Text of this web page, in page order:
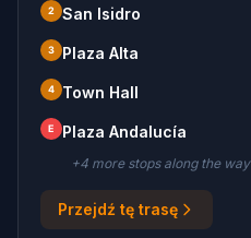
2 San Isidro
3 Plaza Alta
4 Town Hall
E Plaza Andalucía
+4 more stopsalong the way
Przejdź tę trasę